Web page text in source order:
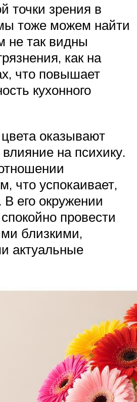
точки зрения в
тоже можем найти
так видны
как на
что повышает
кухонного
оказывают
на психику.
что успокаивает,
его окружении
провести
близкими,
актуальные